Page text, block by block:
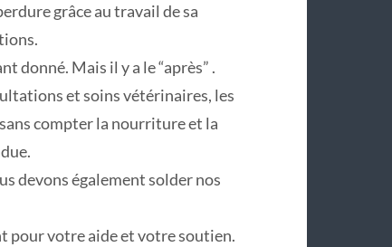
grâce au travail de sa
donné. Mais il y a le “après” .
et soins vétérinaires, les
compter la nourriture et la
devons également solder nos
pour votre aide et votre soutien.